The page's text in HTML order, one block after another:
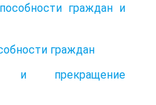
граждан и
граждан
и прекращение